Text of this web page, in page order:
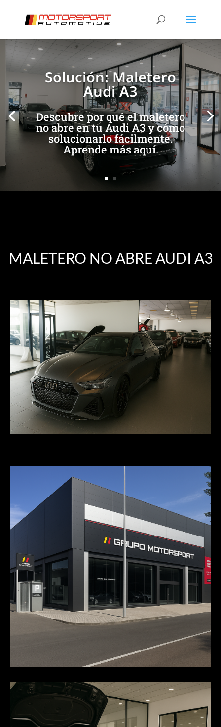
Solución: Maletero
Audi A3
Descubre por qué el maletero
no abre en tu Audi A3 y cómo
solucionarlo fácilmente.
Aprende más aquí.
[/et_pb_slide] [/et_pb_slide]
MALETERO NO ABRE AUDI A3